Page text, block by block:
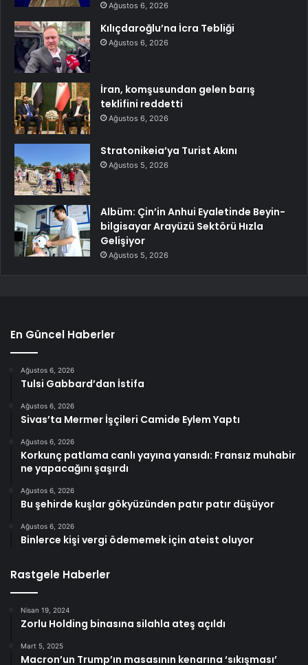
Ağustos 6, 2026
Kılıçdaroğlu’na İcra Tebliği
Ağustos 6, 2026
İran, komşusundan gelen barış
teklifini reddetti
Ağustos 6, 2026
Stratonikeia’ya Turist Akını
Ağustos 5, 2026
Albüm: Çin’in Anhui Eyaletinde Beyin-
bilgisayar Arayüzü Sektörü Hızla
Gelişiyor
Ağustos 5, 2026
En Güncel Haberler
Ağustos 6, 2026
Tulsi Gabbard’dan İstifa
Ağustos 6, 2026
Sivas’ta Mermer İşçileri Camide Eylem Yaptı
Ağustos 6, 2026
Korkunç patlama canlı yayına yansıdı: Fransız muhabir
ne yapacağını şaşırdı
Ağustos 6, 2026
Bu şehirde kuşlar gökyüzünden patır patır düşüyor
Ağustos 6, 2026
Binlerce kişi vergi ödememek için ateist oluyor
Rastgele Haberler
Nisan 19, 2024
Zorlu Holding binasına silahla ateş açıldı
Mart 5, 2025
Macron’un Trump’ın masasının kenarına ‘sıkışması’